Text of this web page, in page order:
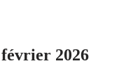
2026